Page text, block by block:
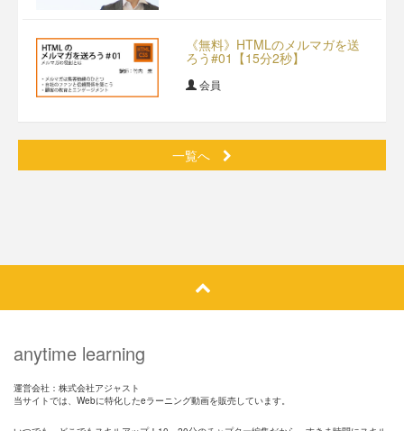
《無料》HTMLのメルマガを送
ろう#01【15分2秒】
会員
一覧へ
anytime learning
運営会社：株式会社アジャスト
当サイトでは、Webに特化したeラーニング動画を販売しています。